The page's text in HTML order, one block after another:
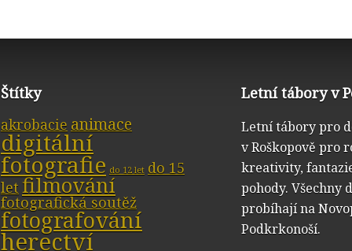
Štítky
akrobacie animace
digitální
fotografie do 12 let do 15
let filmování
fotografická soutěž
fotografování
herectví
Letní tábory v
Letní tábory pro
v Roškopově pro
kreativity,
pohody. Všechny
probíhají na
Podkrkonoší.